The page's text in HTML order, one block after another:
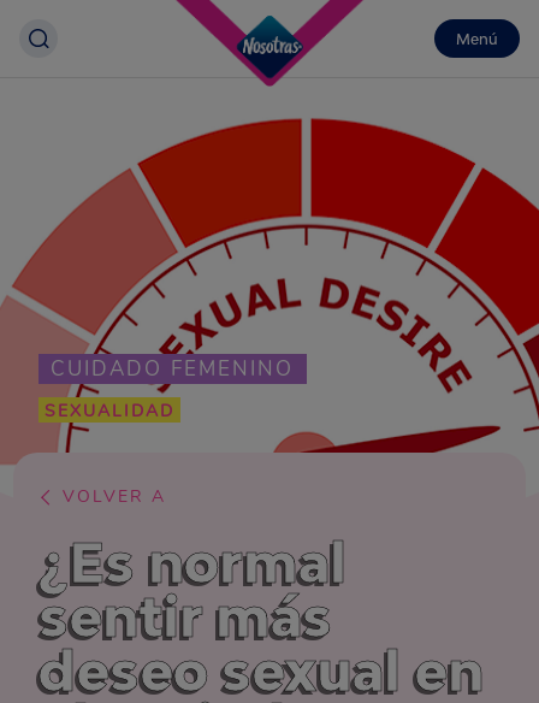
Menú
CUIDADO FEMENINO
SEXUALIDAD
VOLVER A
¿Es normal
sentir más
deseo sexual en